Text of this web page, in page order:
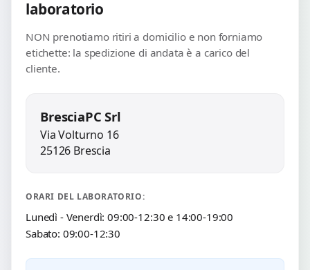
laboratorio
NON prenotiamo ritiri a domicilio e non forniamo
etichette: la spedizione di andata è a carico del
cliente.
BresciaPC Srl
Via Volturno 16
25126 Brescia
ORARI DEL LABORATORIO:
Lunedì - Venerdì: 09:00-12:30 e 14:00-19:00
Sabato: 09:00-12:30